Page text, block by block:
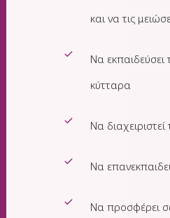
και να τις
Να εκπαιδεύσει
κύτταρα
Να
Να
Να προσφέρει